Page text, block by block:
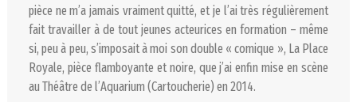
pièce ne m’a jamais vraiment quitté, et je l’ai très régulièrement
fait travailler à de tout jeunes acteurices en formation – même
si, peu à peu, s’imposait à moi son double « comique », La Place
Royale, pièce flamboyante et noire, que j’ai enfin mise en scène
au Théâtre de l’Aquarium (Cartoucherie) en 2014.